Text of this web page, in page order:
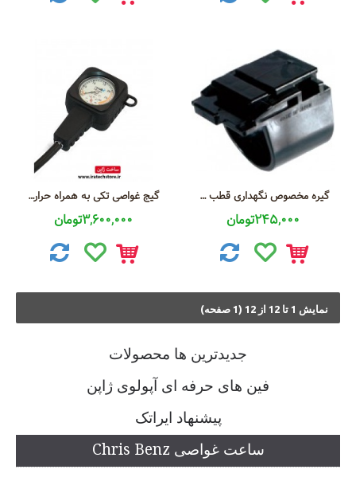
گیج غواصی تکی به همراه حرارت سنج مینیاتوری مدل AG-7 Nrx
3,600,000تومان
گیره مخصوص نگهداری قطب نمای AC-40
245,000تومان
نمايش 1 تا 12 از 12 (1 صفحه)
جديدترين ها محصولات
فین های حرفه ای آپولوی ژاپن
پیشنهاد ایراتک
ساعت غواصی Chris Benz